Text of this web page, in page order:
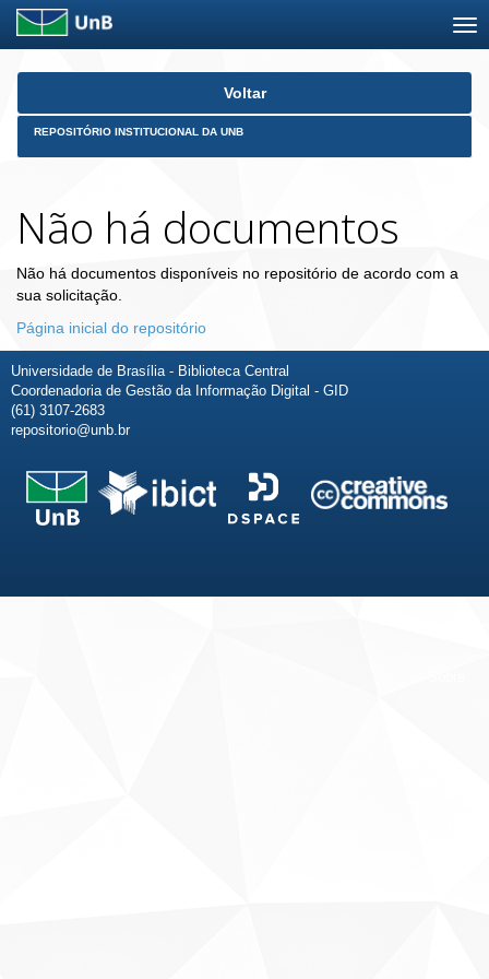
Skip
Voltar
REPOSITÓRIO INSTITUCIONAL DA UNB
Não há documentos
Não há documentos disponíveis no repositório de acordo com a
sua solicitação.
Página inicial do repositório
Universidade de Brasília - Biblioteca Central
Coordenadoria de Gestão da Informação Digital - GID
(61) 3107-2683
repositorio@unb.br